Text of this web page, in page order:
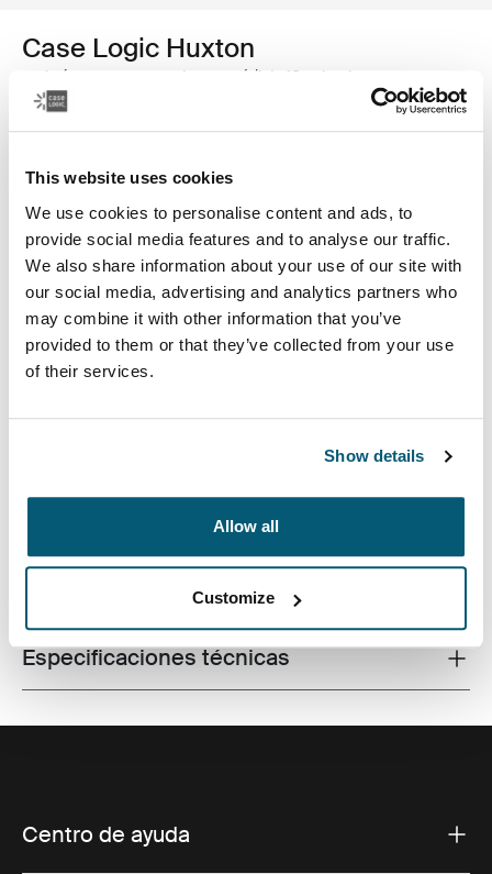
This website uses cookies
We use cookies to personalise content and ads, to
provide social media features and to analyse our traffic.
We also share information about your use of our site with
our social media, advertising and analytics partners who
may combine it with other information that you’ve
provided to them or that they’ve collected from your use
of their services.
Show details
Allow all
Customize
Case Logic Huxton
maletín para computadora portátil de 16 pulgadas
El diseño contemporáneo y las características
Toggle features
Todas las características
Toggle techspec
Especificaciones técnicas
Centro de ayuda